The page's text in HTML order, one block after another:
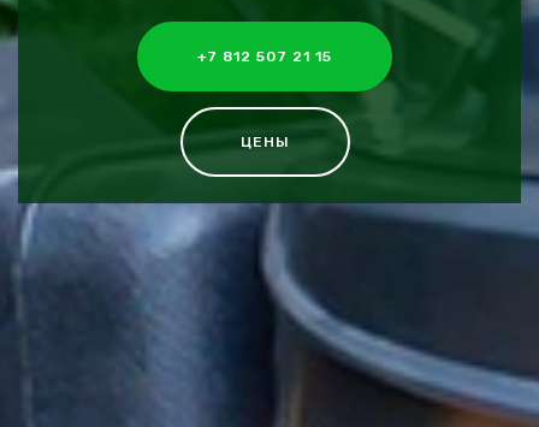
+7 812 507 21 15
ЦЕНЫ